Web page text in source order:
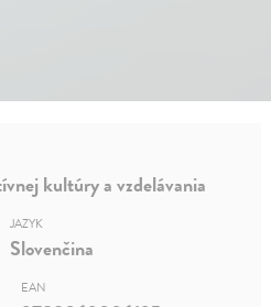
kultúry a vzdelávania
JAZYK
Slovenčina
EAN